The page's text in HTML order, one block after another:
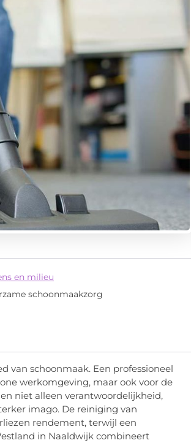
en milieu
schoonmaakzorg
van schoonmaak. Een professioneel
werkomgeving, maar ook voor de
niet alleen verantwoordelijkheid,
imago. De reiniging van
rendement, terwijl een
in Naaldwijk combineert